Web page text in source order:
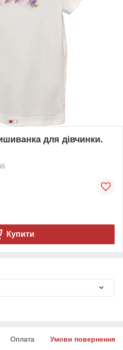
для дівчинки.
Купити
Оплата Умови повернення